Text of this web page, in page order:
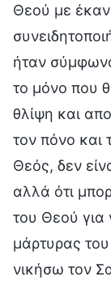
Θεού με
ήταν
το μόνο που
θλίψη και
τον πόνο και
Θεός, δεν
αλλά ότι
του Θεού
μάρτυρας
νικήσω τον